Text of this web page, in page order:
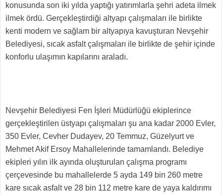
konusunda son iki yılda yaptığı yatırımlarla şehri adeta ilmek
ilmek ördü. Gerçekleştirdiği altyapı çalışmaları ile birlikte
kenti modern ve sağlam bir altyapıya kavuşturan Nevşehir
Belediyesi, sıcak asfalt çalışmaları ile birlikte de şehir içinde
konforlu ulaşımın kapılarını araladı.
Nevşehir Belediyesi Fen İşleri Müdürlüğü ekiplerince
gerçekleştirilen üstyapı çalışmaları şu ana kadar 2000 Evler,
350 Evler, Cevher Dudayev, 20 Temmuz, Güzelyurt ve
Mehmet Akif Ersoy Mahallelerinde tamamlandı. Belediye
ekipleri yılın ilk ayında oluşturulan çalışma programı
çerçevesinde bu mahallelerde 5 ayda 149 bin 260 metre
kare sıcak asfalt ve 28 bin 112 metre kare de yaya kaldırımı